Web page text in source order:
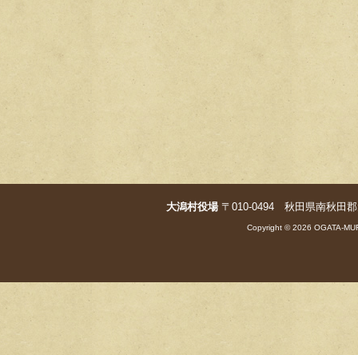
大潟村役場〒010-0494 秋田県南秋田
Copyright © 2026 OGATA-